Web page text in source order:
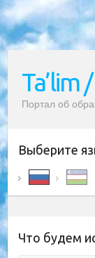
Портал об
Выберите
Что будем